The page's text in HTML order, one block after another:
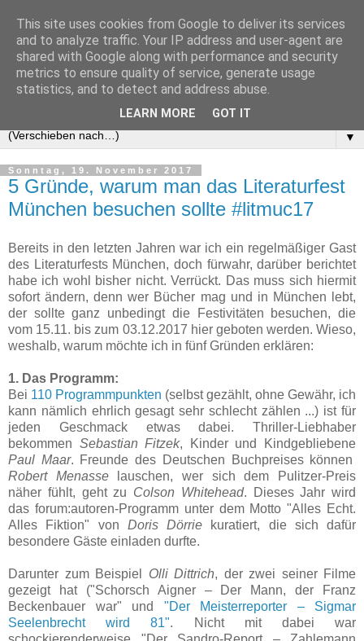
▼
Sonntag, 19. November 2017
5 Gründe, warum man das Literaturfest
München besuchen sollte #litmuc17
Bereits in den letzten Jahren war ich ein regelmäßiger Gast
des Literaturfests München, doch fürwahr, darüber berichtet
habe ich wohl bisher nicht. Verrückt. Das muss sich hiermit
sofort ändern, denn wer Bücher mag und in München lebt,
der sollte ganz unbedingt die Festivitäten besuchen, die
vom 15.11. bis zum 03.12.2017 hier geboten werden. Wieso,
weshalb, warum möchte ich in fünf Gründen erklären:
1. Das Programm:
Bei 110 Programmpunkten (selbst gezählt, ohne Gewähr, ich
kann nämlich ehrlich gesagt sehr schlecht zählen ...) ist für
jeden Geschmack etwas dabei. Thriller-Liebhaber
bekommen Sebastian Fitzek, Kinder und Kindgebliebene
Paul Maar. Freunde des Deutschen Buchpreises können
Robert Menasselauschen, wer sich dem Pulitzer-Preis
näher fühlt, geht zu Colson Whitehead. Dieses Jahr wird
das forum:autoren-Programm unter dem Motto "Alles Echt.
Alles Fiktion" von Doris Dörrie kuratiert, die sich dafür
besondere Gäste einladen durfte.
Darunter zum Beispiel Olli Dittrich, der zwei seiner Filme
gezeigt hat ("Schorsch Aigner – Der Mann, der Franz
Beckenbauer war" und "Der Meisterreporter – Sigmar
Seelenbrecht wird 81". Nicht mit dabei war
This site uses cookies from Google to deliver its services
and to analyze traffic. Your IP address and user-agent are
shared with Google along with performance and security
metrics to ensure quality of service, generate usage
statistics, and to detect and address abuse.
LEARN MORE GOT IT